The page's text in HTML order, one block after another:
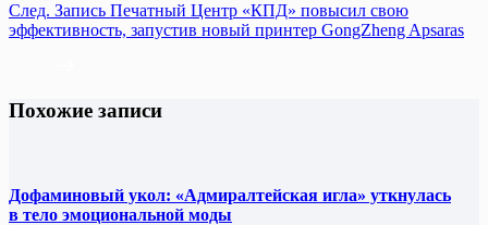
След. Запись Печатный Центр «КПД» повысил свою
эффективность, запустив новый принтер GongZheng Apsaras
Похожие записи
Дофаминовый укол: «Адмиралтейская игла» уткнулась
в тело эмоциональной моды